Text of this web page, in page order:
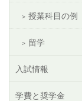
授業科目の例
留学
入試情報
学費と奨学金